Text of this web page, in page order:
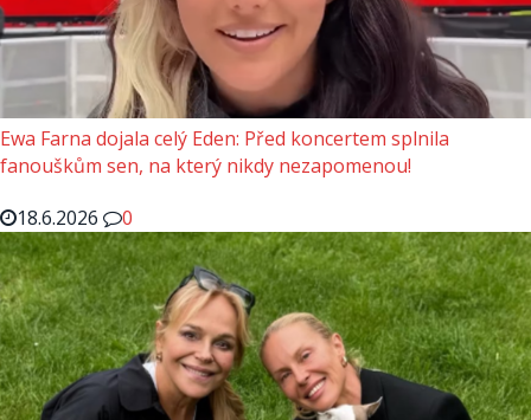
Ewa Farna dojala celý Eden: Před koncertem splnila
fanouškům sen, na který nikdy nezapomenou!
18.6.2026
0